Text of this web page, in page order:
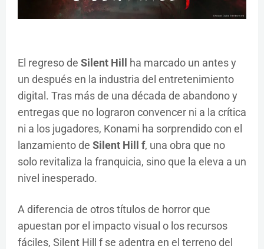
El regreso de Silent Hill ha marcado un antes y
un después en la industria del entretenimiento
digital. Tras más de una década de abandono y
entregas que no lograron convencer ni a la crítica
ni a los jugadores, Konami ha sorprendido con el
lanzamiento de Silent Hill f, una obra que no
solo revitaliza la franquicia, sino que la eleva a un
nivel inesperado.
A diferencia de otros títulos de horror que
apuestan por el impacto visual o los recursos
fáciles, Silent Hill f se adentra en el terreno del